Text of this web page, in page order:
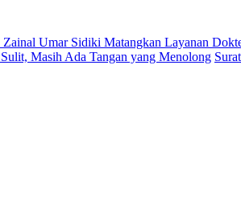
Umar Sidiki Matangkan Layanan
Masih Ada Tangan yang Menolong